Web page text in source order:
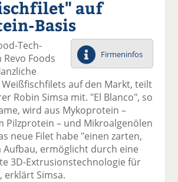
el
a
F
ac
e
b
o
o
k
te
il
e
tt
er
n
Li
n
k
e
di
n
te
il
e
n
E
m
ai
l
v
se
n
d
e
ck
e
n
auf
Basis
Firmeninfos
Tech-
Foods
auf den Markt, teilt
Robin Simsa mit. "El Blanco", so
wird aus Mykoprotein –
Pilzprotein – und Mikroalgenölen
neue Filet habe "einen zarten,
Aufbau, ermöglicht durch eine
3D-Extrusionstechnologie für
erklärt Simsa.